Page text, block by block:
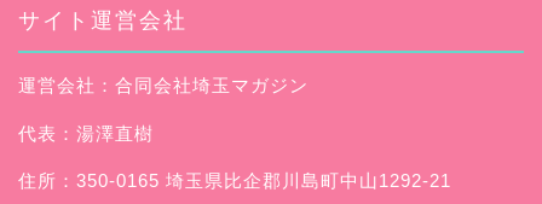
サイト運営会社
運営会社：合同会社埼玉マガジン
代表：湯澤直樹
住所：350-0165 埼玉県比企郡川島町中山1292-21